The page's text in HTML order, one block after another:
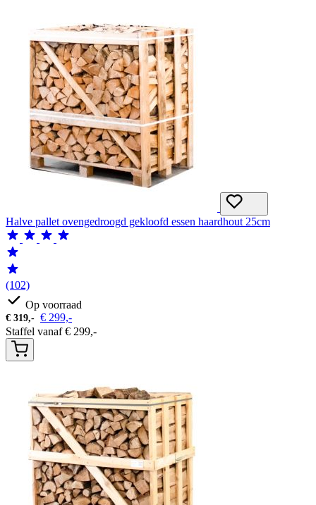
Halve pallet ovengedroogd gekloofd essen haardhout 25cm
(102)
Op voorraad
€ 319,- € 299,-
Staffel vanaf€ 299,-